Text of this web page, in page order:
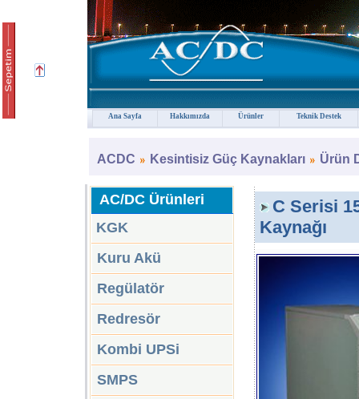
ACDC Kesintisiz Güç Kaynakları Ürün
AC/DC Ürünleri
KGK
Kuru Akü
Regülatör
Redresör
Kombi UPSi
SMPS
C Serisi
Kaynağı
Ana Sayfa Hakkımızda Ürünler Teknik Destek